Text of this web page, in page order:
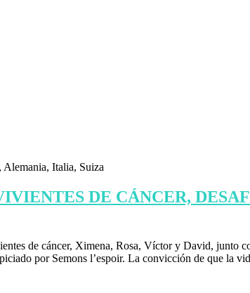
DE CÁNCER,
de cáncer, Ximena, Rosa, Víctor y David, junto
por Semons l’espoir. La convicción de que la